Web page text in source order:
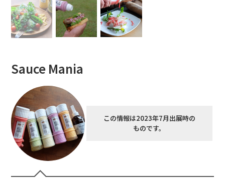
Sauce Mania
この情報は2023年7月出展時の
ものです。